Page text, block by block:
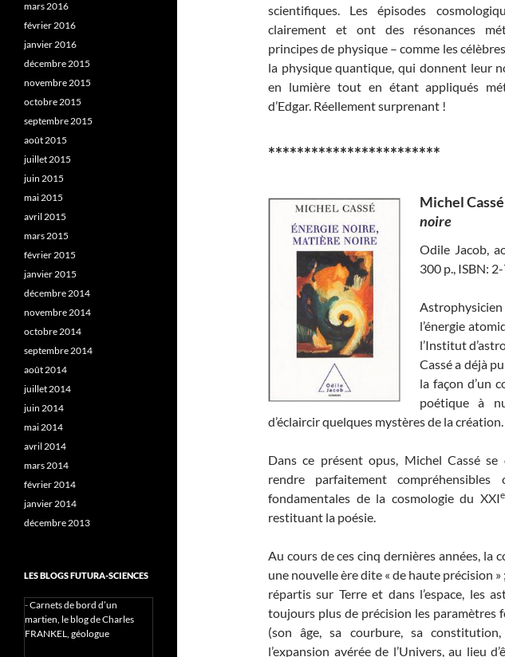
scientifiques. Les épisodes
clairement et ont des résonances
principes de physique – comme les
la physique quantique, qui donnent leur
en lumière tout en étant appliqués
d’Edgar. Réellement surprenant !
************************
Michel
noire
Odile Jacob,
300 p., ISBN:
l’énergie
l’Institut
Cassé a déjà
la façon d’un
poétique à
d’éclaircir quelques mystères de la création.
Dans ce présent opus, Michel Cassé
rendre parfaitement compréhensibles
fondamentales de la cosmologie du XXIe
restituant la poésie.
Au cours de ces cinq dernières années, la
une nouvelle ère dite « de haute précision
répartis sur Terre et dans l’espace, les
toujours plus de précision les paramètres
(son âge, sa courbure, sa
l’expansion avérée de l’Univers, au lieu
mars 2016
février 2016
janvier 2016
décembre 2015
novembre 2015
octobre 2015
septembre 2015
août 2015
juillet 2015
juin 2015
mai 2015
avril 2015
mars 2015
février 2015
janvier 2015
décembre 2014
novembre 2014
octobre 2014
septembre 2014
août 2014
juillet 2014
juin 2014
mai 2014
avril 2014
mars 2014
février 2014
janvier 2014
décembre 2013
LES BLOGS FUTURA-SCIENCES
-Carnets de bord d’un
martien, le blog de Charles
FRANKEL, géologue